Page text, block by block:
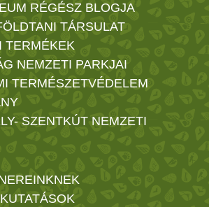
RÉGÉSZ BLOGJA
TÁRSULAT
TERMÉKEK
NEMZETI PARKJAI
TERMÉSZETVÉDELEM
SZENTKÚT NEMZETI